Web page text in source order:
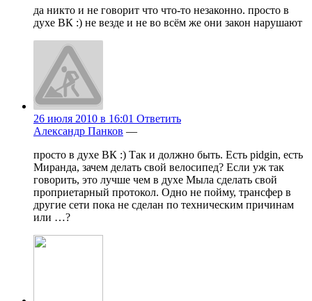
да никто и не говорит что что-то незаконно. просто в
духе ВК :) не везде и не во всём же они закон нарушают
26 июля 2010 в 16:01 Ответить
Александр Панков —
просто в духе ВК :) Так и должно быть. Есть pidgin, есть
Миранда, зачем делать свой велосипед? Если уж так
говорить, это лучше чем в духе Мыла сделать свой
проприетарный протокол. Одно не пойму, трансфер в
другие сети пока не сделан по техническим причинам
или …?